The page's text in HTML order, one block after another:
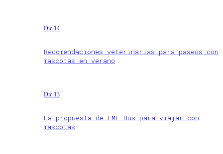
Dic 14
Recomendaciones veterinarias para paseos con
mascotas en verano
Dic 13
La propuesta de EME Bus para viajar con
mascotas